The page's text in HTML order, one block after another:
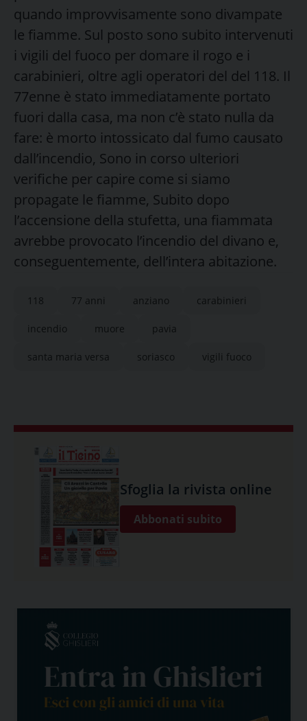
quando improvvisamente sono divampate
le fiamme. Sul posto sono subito intervenuti
i vigili del fuoco per domare il rogo e i
carabinieri, oltre agli operatori del del 118. Il
77enne è stato immediatamente portato
fuori dalla casa, ma non c’è stato nulla da
fare: è morto intossicato dal fumo causato
dall’incendio, Sono in corso ulteriori
verifiche per capire come si siamo
propagate le fiamme, Subito dopo
l’accensione della stufetta, una fiammata
avrebbe provocato l’incendio del divano e,
conseguentemente, dell’intera abitazione.
118 77 anni anziano carabinieri
incendio muore pavia
santa maria versa soriasco vigili fuoco
Sfoglia la rivista online
Abbonati subito